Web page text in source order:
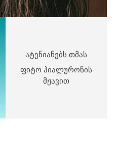
ატენიანებს თმას
ფიტო ჰიალურონის
მჟავით